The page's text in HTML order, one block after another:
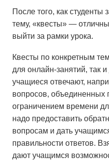
После того, как
тему, «квесты» —
выйти за рамки урока.
Квесты по конкретным
для онлайн-занятий, так
учащиеся отвечают,
вопросов, объединенных
ограничением времени
надо предоставить
вопросам и дать
правильности ответов.
дают учащимся